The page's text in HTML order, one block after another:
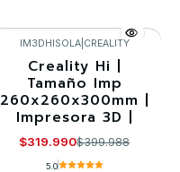
-20%
IM3DHISOLA| CREALITY
Creality Hi |
Tamaño Imp
260x260x300mm |
Impresora 3D |
$319.990$399.988
5.0